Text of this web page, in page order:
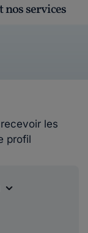
nos services
les
profil